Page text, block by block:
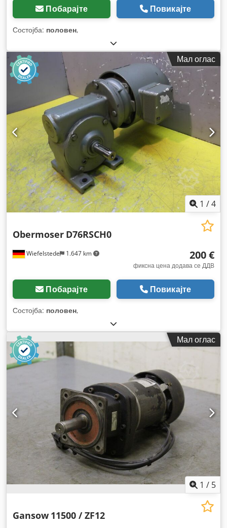
Побарајте Повикајте
Состојба: половен,
Мал оглас
1 /4
Wiefelstede 1.647 km
Obermoser D76RSCH0
200 €
фиксна цена додава се ДДВ
Побарајте Повикајте
Состојба: половен,
Мал оглас
1 / 5
Gansow 11500 / ZF12